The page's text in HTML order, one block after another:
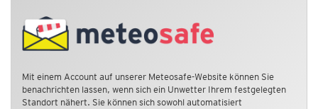
Mit einem Account auf unserer Meteosafe-Website können Sie
benachrichten lassen, wenn sich ein Unwetter Ihrem festgelegten
Standort nähert. Sie können sich sowohl automatisiert